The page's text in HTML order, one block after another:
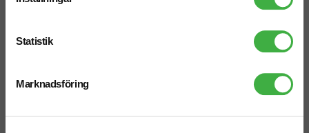
Statistik
Marknadsföring